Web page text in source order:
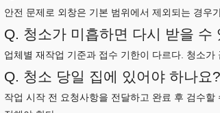
안전 문제로 외창은 기본 범위에서 제외되는 경우
Q. 청소가 미흡하면 다시 받을 수
업체별 재작업 기준과 접수 기한이 다르다. 청소
Q. 청소 당일 집에 있어야 하나요?
작업 시작 전 요청사항을 전달하고 완료 후 검수